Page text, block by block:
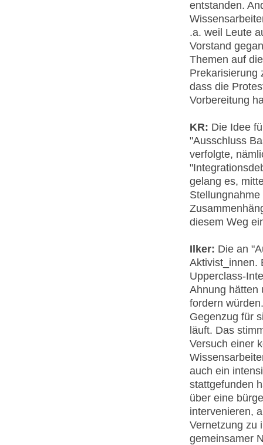
entstanden.
.a. weil Leute
Vorstand
Themen auf
Prekarisierung
dass die
Vorbereitung
KR: Die Idee
"Ausschluss
verfolgte,
gelang es,
diesem Weg
Ilker: Die an
Aktivist_innen.
Upperclass-
Ahnung hätten
fordern
Gegenzug für
läuft. Das
Versuch einer
auch ein
stattgefunden
über eine
intervenieren,
Vernetzung zu
gemeinsamer